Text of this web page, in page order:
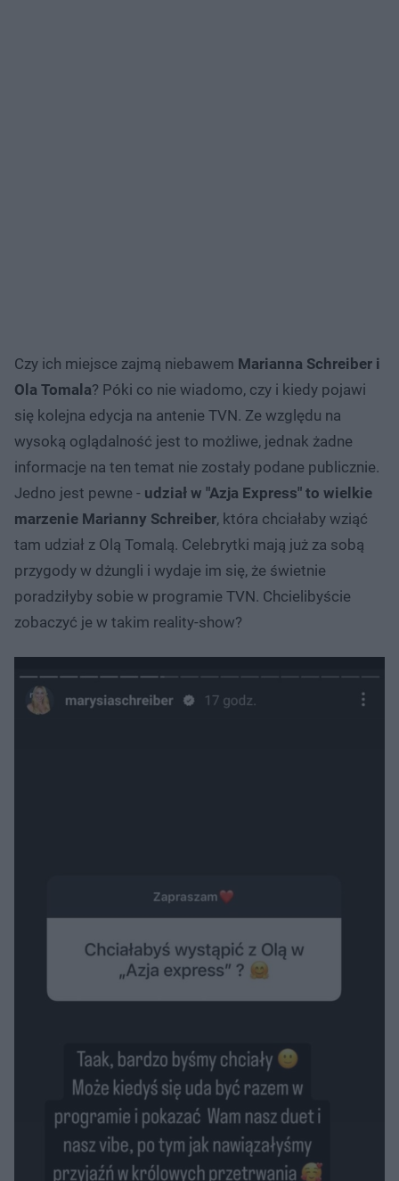
Czy ich miejsce zajmą niebawem Marianna Schreiber i
Ola Tomala? Póki co nie wiadomo, czy i kiedy pojawi
się kolejna edycja na antenie TVN. Ze względu na
wysoką oglądalność jest to możliwe, jednak żadne
informacje na ten temat nie zostały podane publicznie.
Jedno jest pewne - udział w "Azja Express" to wielkie
marzenie Marianny Schreiber, która chciałaby wziąć
tam udział z Olą Tomalą. Celebrytki mają już za sobą
przygody w dżungli i wydaje im się, że świetnie
poradziłyby sobie w programie TVN. Chcielibyście
zobaczyć je w takim reality-show?